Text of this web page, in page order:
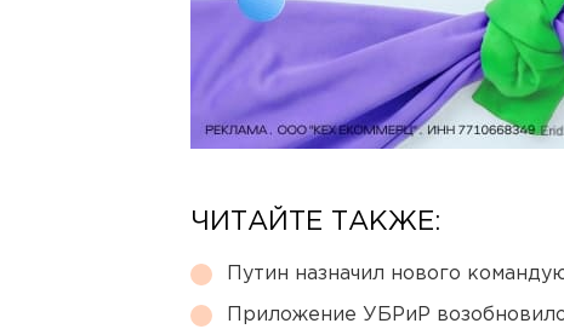
ЧИТАЙТЕ ТАКЖЕ:
Путин назначил нового
Приложение УБРиР